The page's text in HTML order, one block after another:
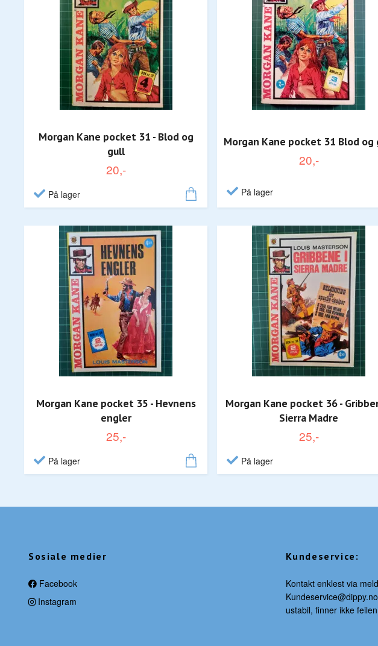
Morgan Kane pocket 31 - Blod og
gull
20,-
På lager
Morgan Kane pocket 31 Blod og
20,-
På lager
Morgan Kane pocket 35 - Hevnens
engler
25,-
På lager
Morgan Kane pocket 36 -
Sierra Madre
25,-
På lager
Sosiale medier
Facebook
Instagram
Kundeservice:
Kontakt enklest via
Kundeservice@dippy.no
ustabil, finner ikke